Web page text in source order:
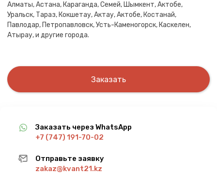
Алматы, Астана, Караганда, Семей, Шымкент, Актобе,
Уральск, Тараз, Кокшетау, Актау, Актобе, Костанай,
Павлодар, Петропавловск, Усть-Каменогорск, Каскелен,
Атырау, и другие города.
Заказать
Заказать через WhatsApp
+7 (747) 191-70-02
Отправьте заявку
zakaz@kvant21.kz